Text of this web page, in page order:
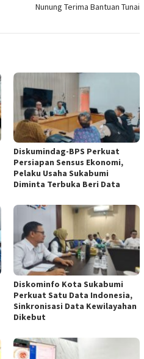
Nunung Terima Bantuan Tunai
Diskumindag-BPS Perkuat
Persiapan Sensus Ekonomi,
Pelaku Usaha Sukabumi
Diminta Terbuka Beri Data
Diskominfo Kota Sukabumi
Perkuat Satu Data Indonesia,
Sinkronisasi Data Kewilayahan
Dikebut